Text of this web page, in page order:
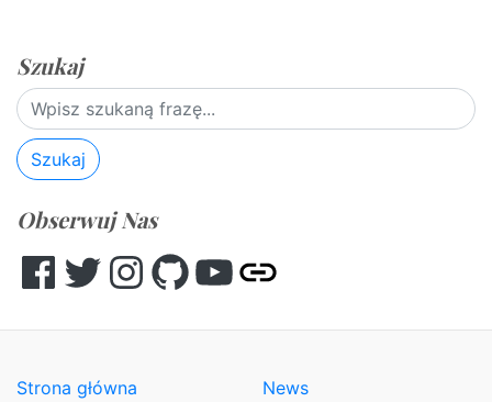
Szukaj
Szukaj
Obserwuj Nas
Facebook
TwitterInstagram
GitHubYouTube
Other
Strona główna
News